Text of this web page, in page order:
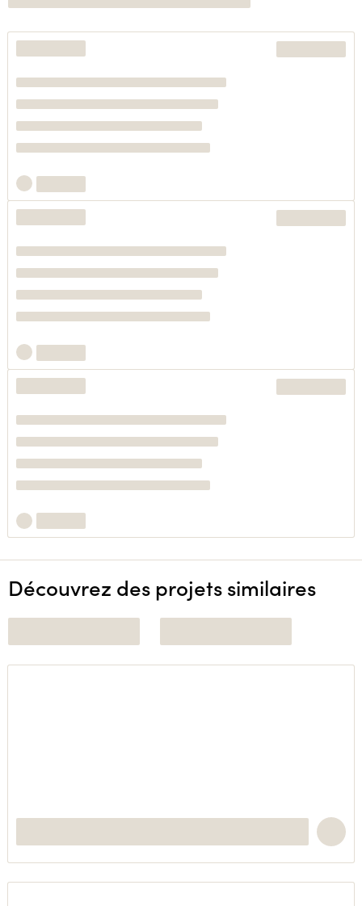
Découvrez des projets similaires